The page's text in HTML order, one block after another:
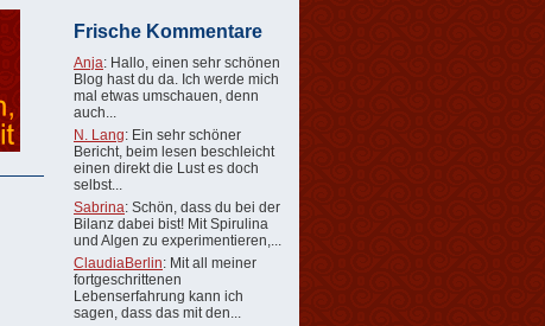
Frische Kommentare
Anja: Hallo, einen sehr schönen
Blog hast du da. Ich werde mich
mal etwas umschauen, denn
auch...
N. Lang: Ein sehr schöner
Bericht, beim lesen beschleicht
einen direkt die Lust es doch
selbst...
Sabrina: Schön, dass du bei der
Bilanz dabei bist! Mit Spirulina
und Algen zu experimentieren,...
ClaudiaBerlin: Mit all meiner
fortgeschrittenen
Lebenserfahrung kann ich
sagen, dass das mit den...